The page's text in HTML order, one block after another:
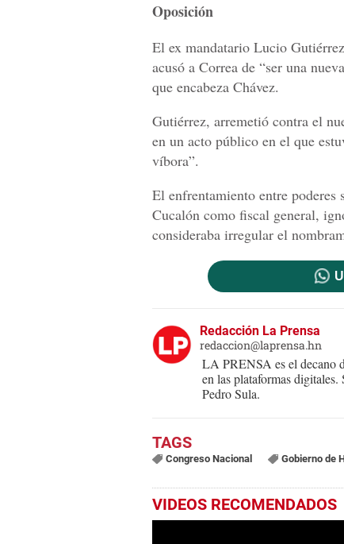
Oposición
El ex mandatario Lucio
acusó a Correa de “ser una
que encabeza Chávez.
Gutiérrez, arremetió contra el
en un acto público en el que
víbora”.
El enfrentamiento entre poderes
Cucalón como fiscal general,
consideraba irregular el
Redacción La Prensa
redaccion@laprensa.hn
LA PRENSA es el decano
en las plataformas
Pedro Sula.
Congreso Nacional Gobierno de
VIDEOS RECOMENDADOS